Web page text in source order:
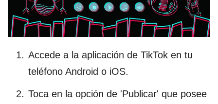
Accede a la aplicación de TikTok en tu
teléfono Android o iOS.
Toca en la opción de 'Publicar' que posee